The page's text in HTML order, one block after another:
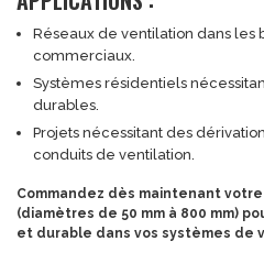
Réseaux de ventilation dans les
commerciaux.
Systèmes résidentiels
durables.
Projets nécessitant des
conduits de ventilation.
Commandez dès maintenant votre
(diamètres de 50 mm à 800 mm)
et durable dans vos systèmes de